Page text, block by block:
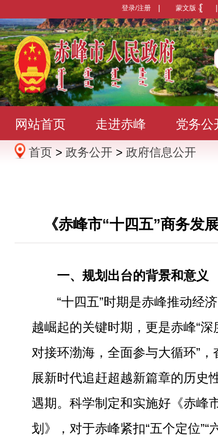
蒙文版
登录/注册
网站首页 走进赤峰 党务公
办事服务 政民互动 数据发
首页 > 政务公开 > 政府信息公开
《赤峰市“十四五”商务发
一、规划出台的背景和意义
“十四五”时期是赤峰推动经
越崛起的关键时期，更是赤峰“
对接环渤海，全面参与大循环”
展新时代追赶超越新篇章的历史
遇期。科学制定和实施好《赤峰
划》，对于赤峰紧扣“五个定位”“